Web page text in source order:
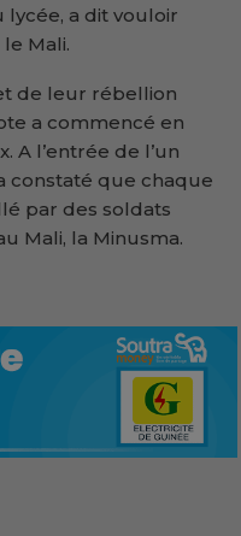
lycée, a dit vouloir
Mali.
de leur rébellion
a commencé en
A l’entrée de l’un
constaté que chaque
par des soldats
Mali, la Minusma.